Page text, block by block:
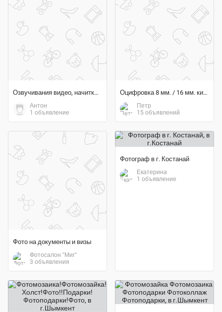
Озвучивания видео, начитка, дикторы. Озвучка ваших текстов
Антон
1 объявление
Оцифровка 8 мм. / 16 мм. кинопленок
Петр
15 объявлений
Фото на документы и визы
Фотосалон "Миг"
3 объявления
Фотограф в г. Костанай
Екатерина
1 объявление